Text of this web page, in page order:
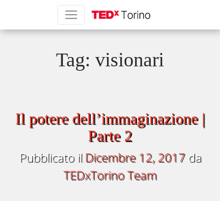
Tag: visionari
Il potere dell’immaginazione |
Parte 2
Pubblicato il Dicembre 12, 2017da
TEDxTorino Team